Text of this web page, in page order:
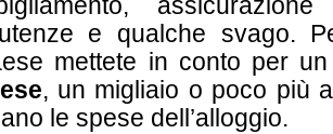
e qualche svago.
mettete in conto per
, un migliaio o poco più
le spese dell’alloggio.